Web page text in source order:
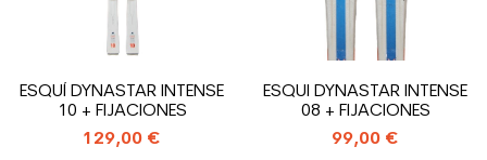
ESQUÍ DYNASTAR INTENSE
10 + FIJACIONES
129,00 €
ESQUI DYNASTAR INTENSE
08 + FIJACIONES
99,00 €